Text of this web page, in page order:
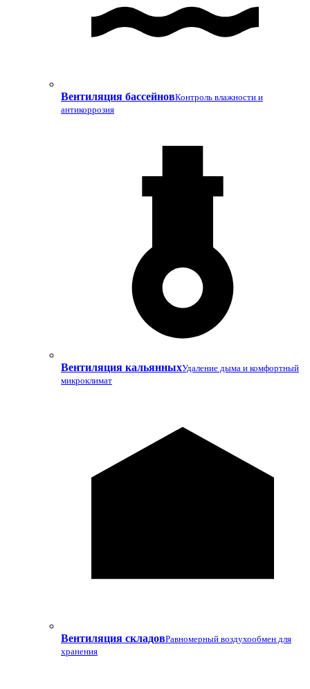
Вентиляция бассейновКонтроль влажности и
антикоррозия
Вентиляция кальянныхУдаление дыма и комфортный
микроклимат
Вентиляция складовРавномерный воздухообмен для
хранения